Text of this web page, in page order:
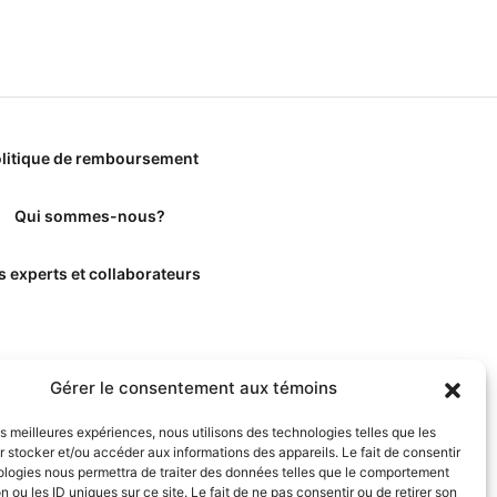
Gérer le consentement aux témoins
meilleures expériences, nous utilisons des technologies telles que les
stocker et/ou accéder aux informations des appareils. Le fait de consentir
nous permettra de traiter des données telles que le comportement
ou les ID uniques sur ce site. Le fait de ne pas consentir ou de retirer son
de remboursement
Qui sommes-nous?
experts et collaborateurs